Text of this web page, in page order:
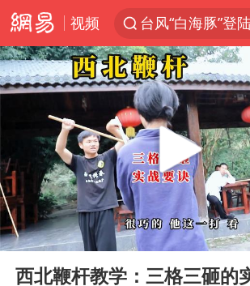
视频
白海豚雨量超越
人形机器人第一
上海地铁4条线
宇树申购 中一签
4.2平卫生间补
白海豚路径图
律师谈贾冰私人
Play
00:00
西北鞭杆教学：三格三砸的